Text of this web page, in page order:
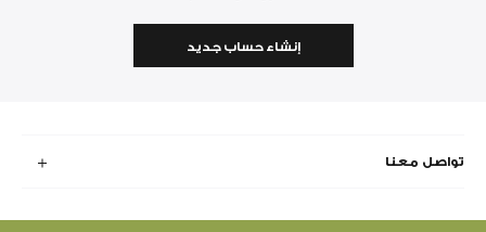
إنشاء حساب جديد
تواصل معنا